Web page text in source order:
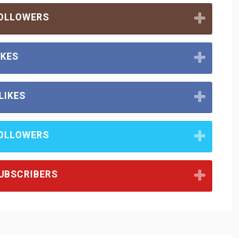
LIKES